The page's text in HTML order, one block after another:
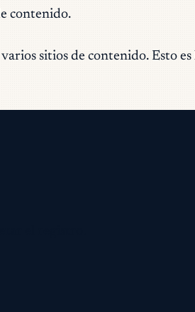
contenido.
sitios de contenido. Esto